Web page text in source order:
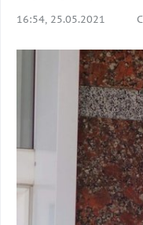
16:54, 25.05.2021